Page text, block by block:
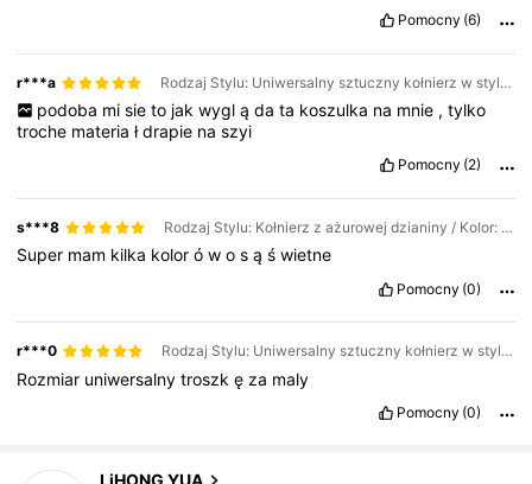
Pomocny (6)
r***a Rodzaj Stylu: Uniwersalny sztuczny kołnierz w stylu koreańskim / Kolor: Jasnoszary
podoba mi sie to jak wygl ą da ta koszulka na mnie , tylko
troche materiałdrapie naszyi
Pomocny (2)
s***8 Rodzaj Stylu: Kołnierz z ażurowej dzianiny / Kolor: Czarne
Super mam kilka kolorówosąświetne
Pomocny (0)
r***0 Rodzaj Stylu: Uniwersalny sztuczny kołnierz w stylu koreańskim / Kolor: Czarne
Rozmiar uniwersalnytroszkę za maly
Pomocny (0)
LiHONG YUA